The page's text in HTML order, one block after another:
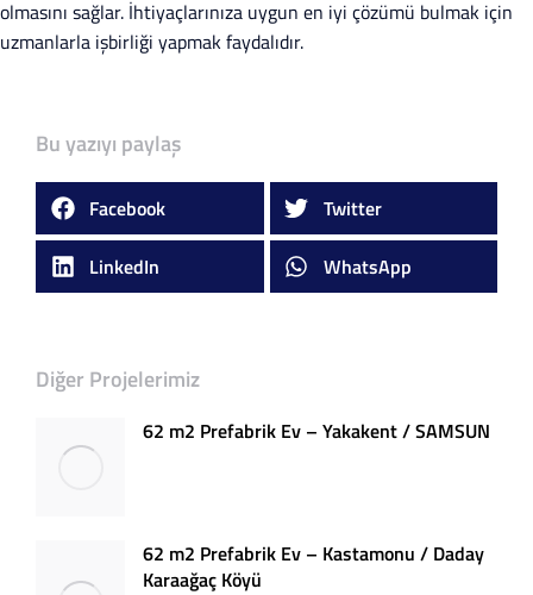
olmasını sağlar. İhtiyaçlarınıza uygun en iyi çözümü bulmak için
uzmanlarla işbirliği yapmak faydalıdır.
Bu yazıyı paylaş
Facebook Twitter
LinkedIn WhatsApp
Diğer Projelerimiz
62 m2 Prefabrik Ev – Yakakent / SAMSUN
62 m2 Prefabrik Ev – Kastamonu / Daday
Karaağaç Köyü